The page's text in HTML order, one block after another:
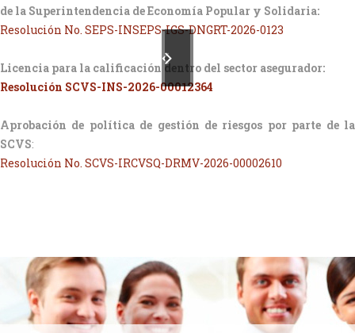
de la Superintendencia de Economía Popular y Solidaria:
Resolución No. SEPS-INSEPS-IGS-DNGRT-2026-0123
Licencia para la calificación dentro del sector asegurador:
Resolución SCVS-INS-2026-00012364
Aprobación de política de gestión de riesgos por parte de la
SCVS:
Resolución No. SCVS-IRCVSQ-DRMV-2026-00002610